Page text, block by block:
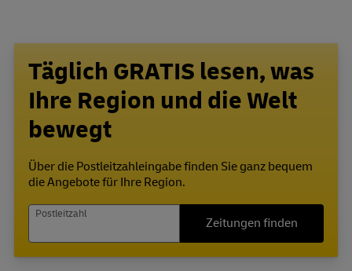
Täglich GRATIS lesen, was
Ihre Region und die Welt
bewegt
Über die Postleitzahleingabe finden Sie ganz bequem
die Angebote für Ihre Region.
Postleitzahl
Zeitungen finden